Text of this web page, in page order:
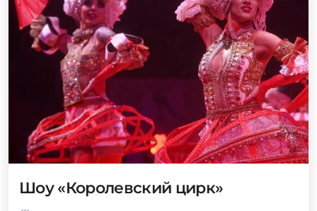
Шоу «Королевский цирк»